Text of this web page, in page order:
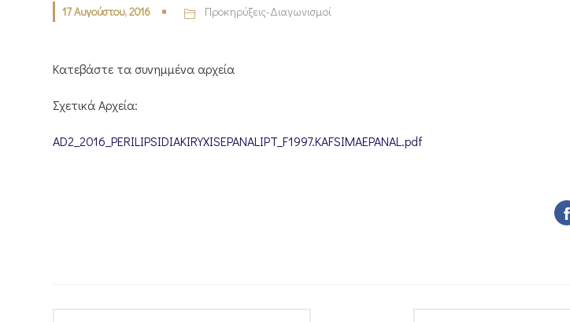
17 Αυγούστου, 2016 Προκηρύξεις-Διαγωνισμοί
Κατεβάστε τα συνημμένα αρχεία
Σχετικά Αρχεία:
AD2_2016_PERILIPSIDIAKIRYXISEPANALIPT_F1997.KAFSIMAEPANAL.pdf